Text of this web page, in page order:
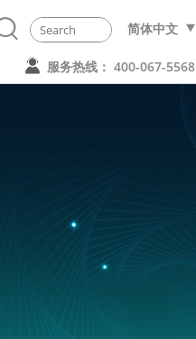
简体中文
服务热线： 400-067-5568